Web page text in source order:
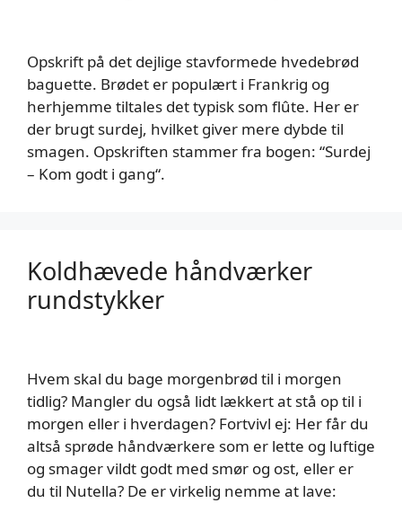
Opskrift på det dejlige stavformede hvedebrød
baguette. Brødet er populært i Frankrig og
herhjemme tiltales det typisk som flûte. Her er
der brugt surdej, hvilket giver mere dybde til
smagen. Opskriften stammer fra bogen: “Surdej
– Kom godt i gang“.
Koldhævede håndværker
rundstykker
Hvem skal du bage morgenbrød til i morgen
tidlig? Mangler du også lidt lækkert at stå op til i
morgen eller i hverdagen? Fortvivl ej: Her får du
altså sprøde håndværkere som er lette og luftige
og smager vildt godt med smør og ost, eller er
du til Nutella? De er virkelig nemme at lave: